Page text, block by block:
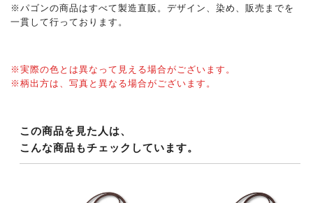
※パゴンの商品はすべて製造直販。デザイン、染め、販売までを
一貫して行っております。
※実際の色とは異なって見える場合がございます。
※柄出方は、写真と異なる場合がございます。
この商品を見た人は、
こんな商品もチェックしています。